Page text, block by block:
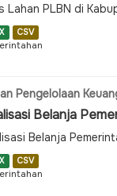
Lahan PLBN di
CSV
Pengelolaan
Belanja
Belanja
CSV